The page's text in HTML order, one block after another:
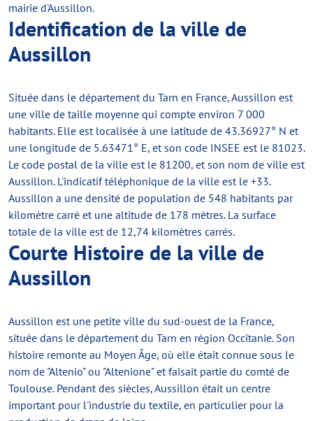
mairie d'Aussillon.
Identification de la ville de
Aussillon
Située dans le département du Tarn en France, Aussillon est
une ville de taille moyenne qui compte environ 7 000
habitants. Elle est localisée à une latitude de 43.36927° N et
une longitude de 5.63471° E, et son code INSEE est le 81023.
Le code postal de la ville est le 81200, et son nom de ville est
Aussillon. L'indicatif téléphonique de la ville est le +33.
Aussillon a une densité de population de 548 habitants par
kilomètre carré et une altitude de 178 mètres. La surface
totale de la ville est de 12,74 kilomètres carrés.
Courte Histoire de la ville de
Aussillon
Aussillon est une petite ville du sud-ouest de la France,
située dans le département du Tarn en région Occitanie. Son
histoire remonte au Moyen Âge, où elle était connue sous le
nom de "Altenio" ou "Altenione" et faisait partie du comté de
Toulouse. Pendant des siècles, Aussillon était un centre
important pour l'industrie du textile, en particulier pour la